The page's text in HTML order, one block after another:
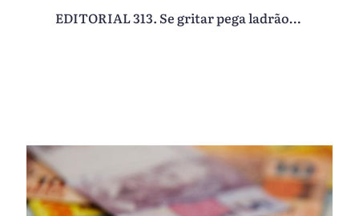
EDITORIAL 313. Se gritar pega ladrão…